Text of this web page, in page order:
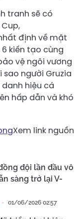
tranh sẽ có
định về mặt
6 kiến tạo cùng
vệ ngôi vương
sao người Gruzia
hiệu cá
hấp dẫn và khó
Xem link nguồn
đội lần đầu vô
sàng trở lại V-
01/06/2026 02:57